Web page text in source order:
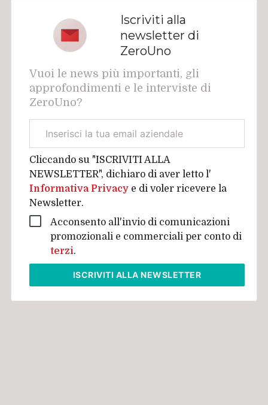
Iscriviti alla
newsletter di
ZeroUno
Vuoi le news più importanti, gli
approfondimenti e le interviste di
ZeroUno?
aziendale
Cliccando su "ISCRIVITI ALLA
NEWSLETTER", dichiaro di aver letto l'
Informativa Privacy e di voler ricevere la
Newsletter.
Acconsento all'invio di comunicazioni
promozionali e commerciali per conto di
terzi.
ISCRIVITI ALLA NEWSLETTER